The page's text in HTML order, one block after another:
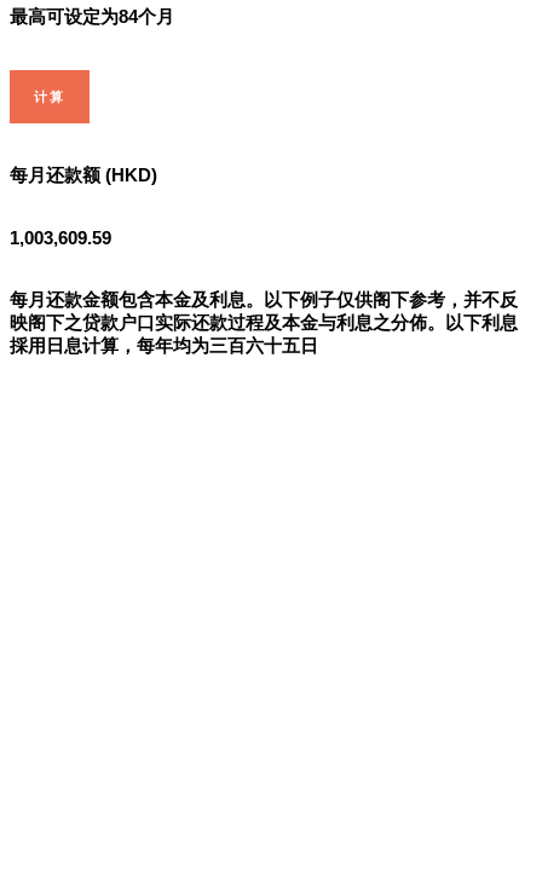
最高可设定为84个月
计算
每月还款额 (HKD)
1,003,609.59
每月还款金额包含本金及利息。以下例子仅供阁下参考，并不反
映阁下之贷款户口实际还款过程及本金与利息之分佈。以下利息
採用日息计算，每年均为三百六十五日